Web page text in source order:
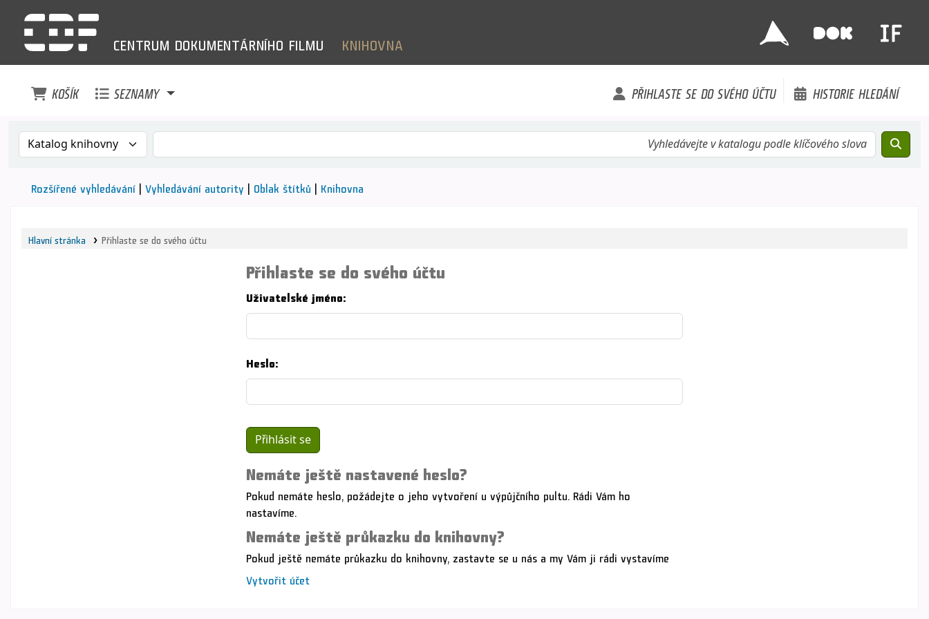
KOŠÍK SEZNAMY PŘIHLASTE SE DO SVÉHO ÚČTU HISTORIE HLEDÁNÍ
CENTRUM DOKUMENTÁRNÍHO FILMU KNIHOVNA
Search the catalog by: Vyhledávání v katalogu podle klíčových slov
Rozšířené vyhledávání Vyhledávání autority Oblak štítků Knihovna
Hlavní stránka Přihlaste se do svého účtu
Přihlaste se do svého účtu
Uživatelské jméno:
Heslo:
Nemáte ještě nastavené heslo?
Pokud nemáte heslo, požádejte o jeho vytvoření u výpůjčního pultu. Rádi Vám ho
nastavíme.
Nemáte ještě průkazku do knihovny?
Pokud ještě nemáte průkazku do knihovny, zastavte se u nás a my Vám ji rádi vystavíme
Vytvořit účet